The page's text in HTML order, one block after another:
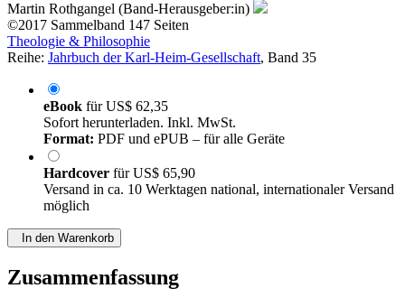
Martin Rothgangel (Band-Herausgeber:in)
©2017 Sammelband 147 Seiten
Theologie & Philosophie
Reihe: Jahrbuch der Karl-Heim-Gesellschaft, Band 35
eBook fürUS$ 62,35
Sofort herunterladen. Inkl. MwSt.
Format: PDF und ePUB – für alle Geräte
Hardcover fürUS$ 65,90
Versand in ca. 10 Werktagen national, internationaler Versand
möglich
In den Warenkorb
Zusammenfassung